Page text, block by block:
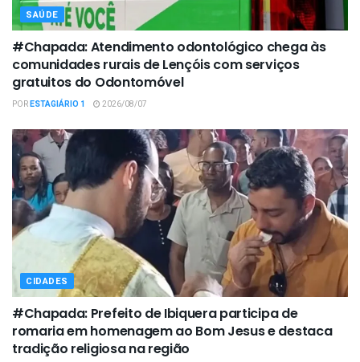
SAÚDE
#Chapada: Atendimento odontológico chega às
comunidades rurais de Lençóis com serviços
gratuitos do Odontomóvel
PORESTAGIÁRIO 1 2026/08/07
CIDADES
#Chapada: Prefeito de Ibiquera participa de
romaria em homenagem ao Bom Jesus e destaca
tradição religiosa na região